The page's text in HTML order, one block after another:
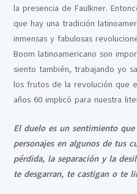
la presencia de Faulkner.
que hay una tradición
inmensas y fabulosas
Boom latinoamericano son
siento también, trabajando yo
los frutos de la revolución que
años 60 implicó para nuestra
El duelo es un sentimiento
personajes en algunos de tus
pérdida, la separación y la
te desgarran, te castigan o te